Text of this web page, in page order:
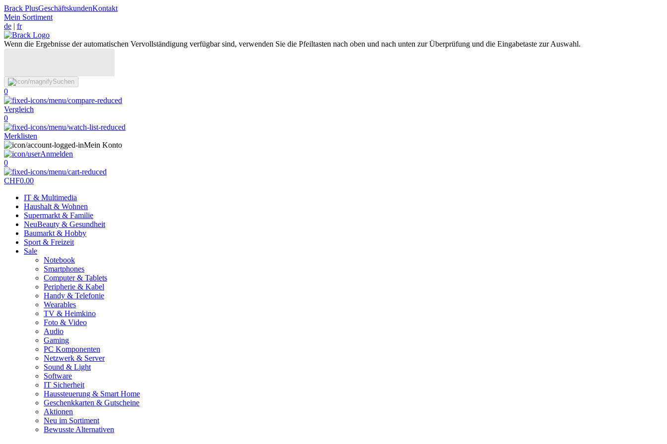
Brack PlusGeschäftskundenKontakt
Mein Sortiment
de | fr
Wenn die Ergebnisse der automatischen Vervollständigung verfügbar sind, verwenden Sie die Pfeiltasten nach oben und nach unten zur Überprüfung und die Eingabetaste zur Auswahl.
Suchen
0
Vergleich
0
Merklisten
Mein Konto
Anmelden
0
CHF0.00
IT & Multimedia
Haushalt & Wohnen
Supermarkt & Familie
NeuBeauty & Gesundheit
Baumarkt & Hobby
Sport & Freizeit
Sale
Notebook
Smartphones
Computer & Tablets
Peripherie & Kabel
Handy & Telefonie
Wearables
TV & Heimkino
Foto & Video
Audio
Gaming
PC Komponenten
Netzwerk & Server
Sound & Light
Software
IT Sicherheit
Haussteuerung & Smart Home
Geschenkkarten & Gutscheine
Aktionen
Neu im Sortiment
Bewusste Alternativen